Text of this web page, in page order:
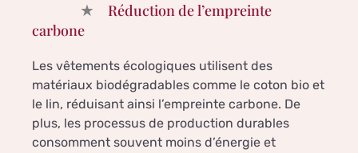
Réduction de l’empreinte
carbone
Les vêtements écologiques utilisent des
matériaux biodégradables comme le coton bio et
le lin, réduisant ainsi l’empreinte carbone. De
plus, les processus de production durables
consomment souvent moins d’énergie et